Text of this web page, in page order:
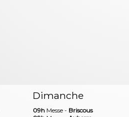
Dimanche
09hMesse - Briscous